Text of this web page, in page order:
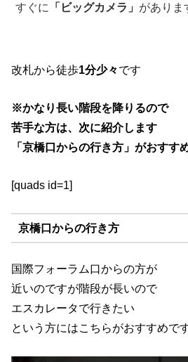
すぐに 「ビッグカメラ」 がありま
改札から徒歩1分少々です
※かなり長い階段を降りるので
苦手な方は、次に紹介します
「京橋口からの行き方」がおすす
[quads id=1]
京橋口からの行き方
国際フォーラム口からの方が
近いのですが階段が長いので
エスカレータで行きたい
という方にはこちらがおすすめで